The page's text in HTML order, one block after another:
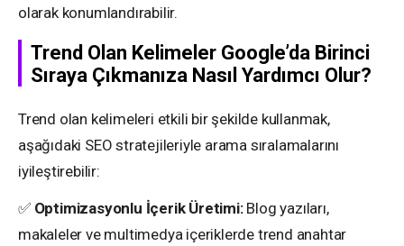
olarak konumlandırabilir.
Trend Olan Kelimeler Google’da Birinci
Sıraya Çıkmanıza Nasıl Yardımcı Olur?
Trend olan kelimeleri etkili bir şekilde kullanmak,
aşağıdaki SEO stratejileriyle arama sıralamalarını
iyileştirebilir:
✅ Optimizasyonlu İçerik Üretimi:Blog yazıları,
makaleler ve multimedya içeriklerde trend anahtar